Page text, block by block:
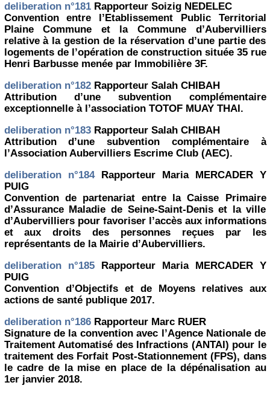
deliberation n°181Rapporteur Soizig NEDELEC
Convention entre l’Etablissement Public Territorial
Plaine Commune et la Commune d’Aubervilliers
relative à la gestion de la réservation d’une partie des
logements de l’opération de construction située 35 rue
Henri Barbusse menée par Immobilière 3F.
deliberation n°182Rapporteur Salah CHIBAH
Attribution d’une subvention complémentaire
exceptionnelle à l’association TOTOF MUAY THAI.
deliberation n°183Rapporteur Salah CHIBAH
Attribution d’une subvention complémentaire à
l’Association Aubervilliers Escrime Club (AEC).
deliberation n°184Rapporteur Maria MERCADER Y
PUIG
Convention de partenariat entre la Caisse Primaire
d’Assurance Maladie de Seine-Saint-Denis et la ville
d’Aubervilliers pour favoriser l’accès aux informations
et aux droits des personnes reçues par les
représentants de la Mairie d’Aubervilliers.
deliberation n°185Rapporteur Maria MERCADER Y
PUIG
Convention d’Objectifs et de Moyens relatives aux
actions de santé publique 2017.
deliberation n°186Rapporteur Marc RUER
Signature de la convention avec l’Agence Nationale de
Traitement Automatisé des Infractions (ANTAI) pour le
traitement des Forfait Post-Stationnement (FPS), dans
le cadre de la mise en place de la dépénalisation au
1er janvier 2018.